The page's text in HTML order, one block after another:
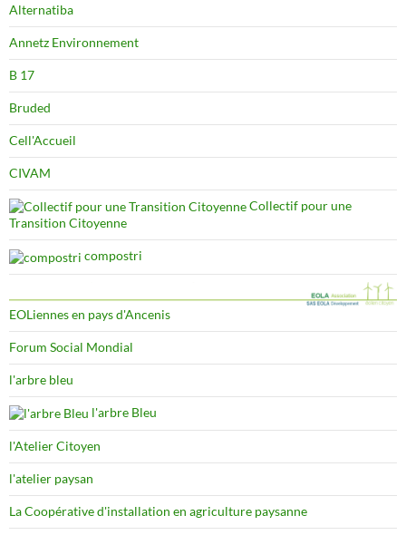
Alternatiba
Annetz Environnement
B 17
Bruded
Cell'Accueil
CIVAM
Collectif pour une
Transition Citoyenne
compostri
EOLiennes en pays d'Ancenis
Forum Social Mondial
l'arbre bleu
l'arbre Bleu
l'Atelier Citoyen
l'atelier paysan
La Coopérative d'installation en agriculture paysanne